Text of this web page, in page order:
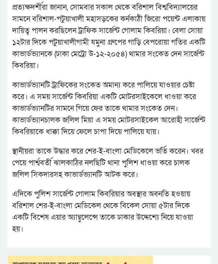
প্রত্যক্ষদর্শীরা জানান, সোমবার সকাল থেকে বরিশাল বিশ্ববিদ্যালয়ের
সামনে বরিশাল-পটুয়াখালী মহাসড়কের কর্নকাঠী জিরো পয়েন্ট এলাকায়
দায়িত্ব পালন করছিলেন ট্রাফিক সার্জেন্ট গোলাম কিবরিয়া। বেলা সোয়া
১২টার দিকে পটুয়াখালীগামী যমুনা গ্রুপের গাড়ি বেপরোয়া গতির একটি
কাভার্ডভ্যানকে (ঢাকা মেট্রো উ-১২-২০৫৪) থামার সংকেত দেন সার্জেন্ট
কিবরিয়া।
কাভার্ডভ্যানটি ট্রাফিকের সংকেত অমান্য করে পালিয়ে যাওয়ার চেষ্টা
করে। এ সময় সার্জেন্ট কিবরিয়া একটি মোটরসাইকেলে ধাওয়া করে
কাভার্ডভ্যানটির সামনে গিয়ে ফের তাকে থামার সংকেত দেন।
কাভার্ডভ্যানচালক জলিল মিয়া এ সময় মোটরসাইকেল আরোহী সার্জেন্ট
কিবরিয়াকে ধাক্কা দিয়ে ফেলে চাপা দিয়ে পালিয়ে যায়।
স্থানীয়রা তাকে উদ্ধার করে শের-ই-বাংলা মেডিকেলে ভর্তি করেন। খবর
পেয়ে পার্শ্ববর্তী ঝালকাঠির নলছিটি থানা পুলিশ ধাওয়া করে চালক
জলিল সিকদারসহ কাভার্ডভ্যানটি আটক করে।
এদিকে পুলিশ সার্জেন্ট গোলাম কিবরিয়ার অবস্থার অবনতি হওয়ায়
বরিশাল শের-ই-বাংলা মেডিকেল থেকে বিকেল সোয়া ৫টার দিকে
একটি বিশেষ এয়ার অ্যাম্বুলেন্সে তাকে ঢাকার উদ্দেশ্যে নিয়ে যাওয়া
হয়।